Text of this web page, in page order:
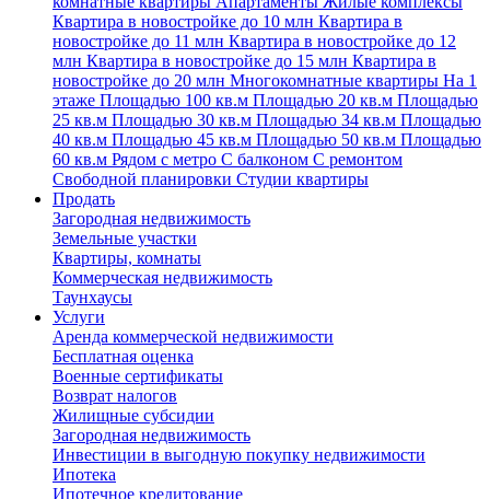
Квартира в новостройке до 10 млн Квартира в
новостройке до 11 млн Квартира в новостройке до 12
млн Квартира в новостройке до 15 млн Квартира в
новостройке до 20 млн Многокомнатные квартиры На 1
этаже Площадью 100 кв.м Площадью 20 кв.м Площадью
25 кв.м Площадью 30 кв.м Площадью 34 кв.м Площадью
40 кв.м Площадью 45 кв.м Площадью 50 кв.м Площадью
60 кв.м Рядом с метро С балконом С ремонтом
Свободной планировки Студии квартиры
Продать
Загородная недвижимость
Земельные участки
Квартиры, комнаты
Коммерческая недвижимость
Таунхаусы
Услуги
Аренда коммерческой недвижимости
Бесплатная оценка
Военные сертификаты
Возврат налогов
Жилищные субсидии
Загородная недвижимость
Инвестиции в выгодную покупку недвижимости
Ипотека
Ипотечное кредитование